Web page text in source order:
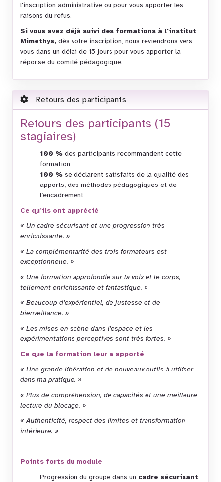
l'inscription administrative ou pour vous apporter les
raisons du refus.
Si vous avez déjà suivi des formations à l'institut
Mimethys, dès votre inscription, nous reviendrons vers
vous dans un délai de 15 jours pour vous apporter la
réponse du comité pédagogique.
Retours des participants
Retours des participants (15
stagiaires)
100 % des participants recommandent cette
formation
100 % se déclarent satisfaits de la qualité des
apports, des méthodes pédagogiques et de
l’encadrement
Ce qu’ils ont apprécié
« Un cadre sécurisant et une progression très
enrichissante. »
« La complémentarité des trois formateurs est
exceptionnelle. »
« Une formation approfondie sur la voix et le corps,
tellement enrichissante et fantastique. »
« Beaucoup d’expérientiel, de justesse et de
bienveillance. »
« Les mises en scène dans l’espace et les
expérimentations perceptives sont très fortes. »
Ce que la formation leur a apporté
« Une grande libération et de nouveaux outils à utiliser
dans ma pratique. »
« Plus de compréhension, de capacités et une meilleure
lecture du blocage. »
« Authenticité, respect des limites et transformation
intérieure. »
Points forts du module
Progression du groupe dans un cadre sécurisant